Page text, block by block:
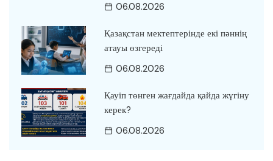
06.08.2026
Қазақстан мектептерінде екі пәннің
атауы өзгереді
06.08.2026
Қауіп төнген жағдайда қайда жүгіну
керек?
06.08.2026